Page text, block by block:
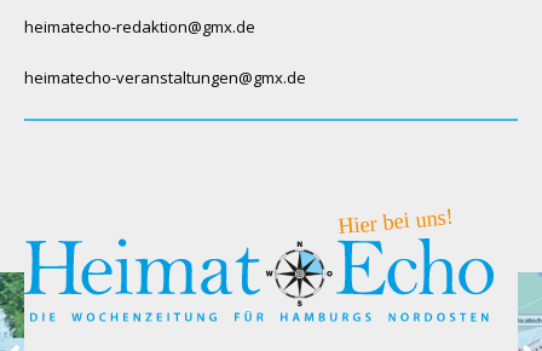
heimatecho-redaktion@gmx.de
heimatecho-veranstaltungen@gmx.de